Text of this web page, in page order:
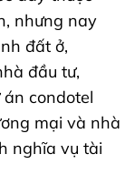
nhưng nay
đất ở,
đầu tư,
condotel
mại và nhà
nghĩa vụ tài